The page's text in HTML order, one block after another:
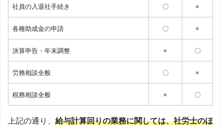
社員の入退社手続き 〇 ×
各種助成金の申請 〇 ×
決算申告・年末調整 × 〇
労務相談全般 〇 ×
税務相談全般 × 〇
上記の通り、 給与計算回りの業務に関しては、社労士のほ